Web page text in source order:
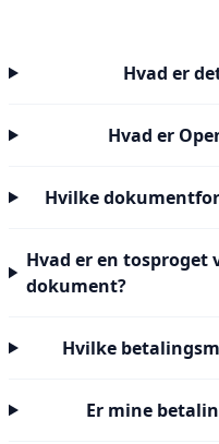
Hvad er
Hvad er
Hvilke
Hvad er en tosproget
dokument?
Hvilke
Er mine